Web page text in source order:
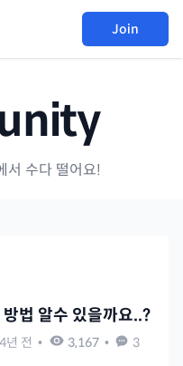
Join
서 수다 떨어요!
법 알수 있을까요..?
4년 전 • 3,167 •
3